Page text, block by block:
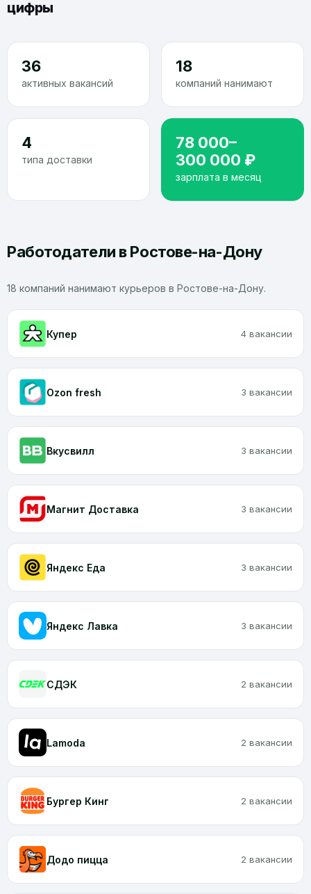
цифры
36
активных вакансий
18
компаний нанимают
4
типа доставки
78 000–
300 000 ₽
зарплата в месяц
Работодатели в Ростове-на-Дону
18 компаний нанимают курьеров в Ростове-на-Дону.
Купер 4 вакансии
Ozon fresh 3 вакансии
Вкусвилл 3 вакансии
Магнит Доставка 3 вакансии
Яндекс Еда 3 вакансии
Яндекс Лавка 3 вакансии
CДЭК 2 вакансии
Lamoda 2 вакансии
Бургер Кинг 2 вакансии
Додо пицца 2 вакансии